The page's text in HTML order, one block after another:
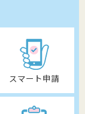
スマート申請